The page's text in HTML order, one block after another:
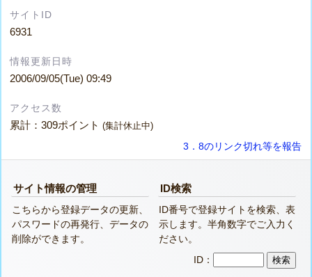
サイトID
6931
情報更新日時
2006/09/05(Tue) 09:49
アクセス数
累計：309ポイント(集計休止中)
3．8のリンク切れ等を報告
サイト情報の管理
こちらから登録データの更新、
パスワードの再発行、データの
削除ができます。
ID検索
ID番号で登録サイトを検索、表
示します。半角数字でご入力く
ださい。
ID：